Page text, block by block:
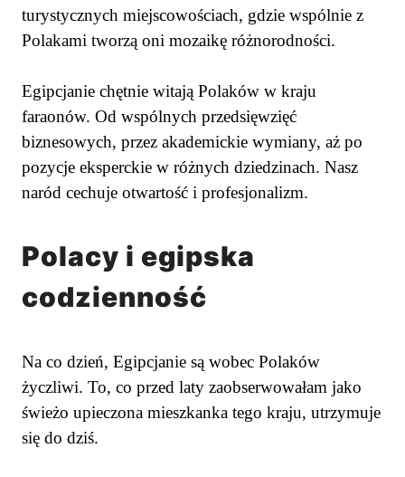
turystycznych miejscowościach, gdzie wspólnie z
Polakami tworzą oni mozaikę różnorodności.
Egipcjanie chętnie witają Polaków w kraju
faraonów. Od wspólnych przedsięwzięć
biznesowych, przez akademickie wymiany, aż po
pozycje eksperckie w różnych dziedzinach. Nasz
naród cechuje otwartość i profesjonalizm.
Polacy i egipska
codzienność
Na co dzień, Egipcjanie są wobec Polaków
życzliwi. To, co przed laty zaobserwowałam jako
świeżo upieczona mieszkanka tego kraju, utrzymuje
się do dziś.